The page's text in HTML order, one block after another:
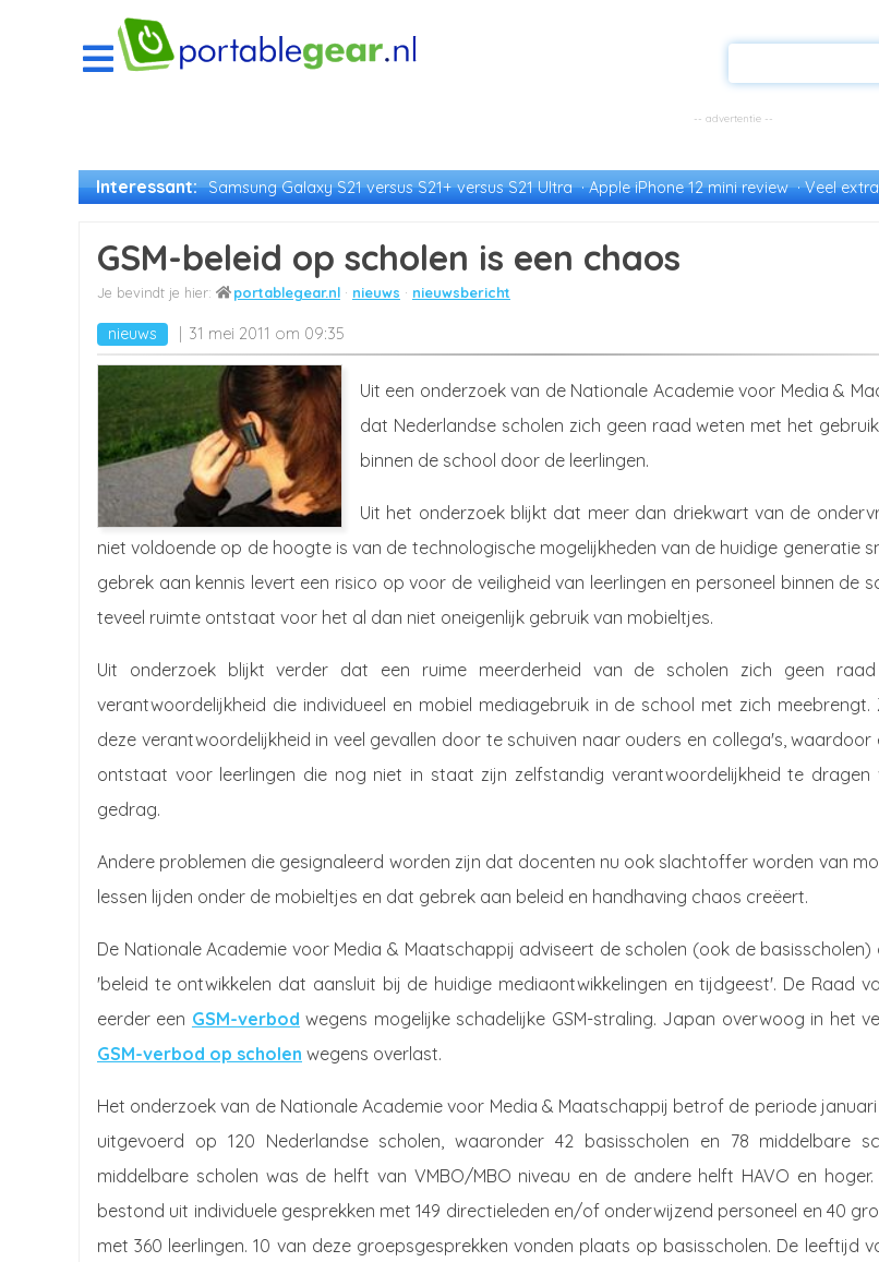
Interessant: Samsung Galaxy S21 versus S21+ versus S21 Ultra Apple iPhone 12 mini review Veel
GSM-beleid op scholen is een chaos
portablegear.nl nieuws nieuwsbericht
nieuws 31 mei 2011 om 09:35
Uit een onderzoek van de Nationale Academie voor Media &
dat Nederlandse scholen zich geen raad weten met het
binnen de school door de leerlingen.
Uit het onderzoek blijkt dat meer dan driekwart van de
niet voldoende op de hoogte is van de technologische mogelijkheden van de huidige generatie
gebrek aan kennis levert een risico op voor de veiligheid van leerlingen en personeel binnen de
teveel ruimte ontstaat voor het al dan niet oneigenlijk gebruik van mobieltjes.
Uit onderzoek blijkt verder dat een ruime meerderheid van de scholen zich geen
verantwoordelijkheid die individueel en mobiel mediagebruik in de school met zich meebrengt.
deze verantwoordelijkheid in veel gevallen door te schuiven naar ouders en collega's, waardoor
ontstaat voor leerlingen die nog niet in staat zijn zelfstandig verantwoordelijkheid te dragen
gedrag.
Andere problemen die gesignaleerd worden zijn dat docenten nu ook slachtoffer worden van
lessen lijden onder de mobieltjes en dat gebrek aan beleid en handhaving chaos creëert.
De Nationale Academie voor Media & Maatschappij adviseert de scholen (ook de basisscholen)
'beleid te ontwikkelen dat aansluit bij de huidige mediaontwikkelingen en tijdgeest'. De Raad
eerder een GSM-verbod wegens mogelijke schadelijke GSM-straling. Japan overwoog in het
GSM-verbod op scholen wegens overlast.
Het onderzoek van de Nationale Academie voor Media & Maatschappij betrof de periode januari
uitgevoerd op 120 Nederlandse scholen, waaronder 42 basisscholen en 78 middelbare
middelbare scholen was de helft van VMBO/MBO niveau en de andere helft HAVO en
bestond uit individuele gesprekken met 149 directieleden en/of onderwijzend personeel en 40
met 360 leerlingen. 10 van deze groepsgesprekken vonden plaats op basisscholen. De leeftijd